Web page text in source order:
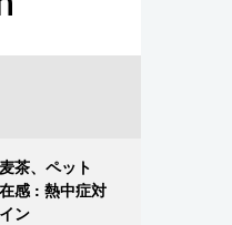
茶、ペット
感 : 熱中症対
ン